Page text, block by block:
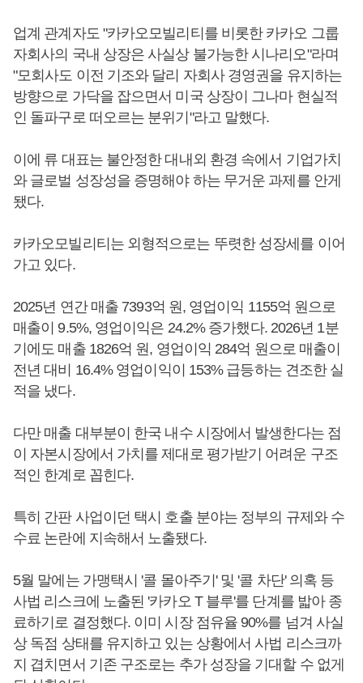
업계 관계자도 "카카오모빌리티를 비롯한 카카오 그룹
자회사의 국내 상장은 사실상 불가능한 시나리오"라며
"모회사도 이전 기조와 달리 자회사 경영권을 유지하는
방향으로 가닥을 잡으면서 미국 상장이 그나마 현실적
인 돌파구로 떠오르는 분위기"라고 말했다.
이에 류 대표는 불안정한 대내외 환경 속에서 기업가치
와 글로벌 성장성을 증명해야 하는 무거운 과제를 안게
됐다.
카카오모빌리티는 외형적으로는 뚜렷한 성장세를 이어
가고 있다.
2025년 연간 매출 7393억 원, 영업이익 1155억 원으로
매출이 9.5%, 영업이익은 24.2% 증가했다. 2026년 1분
기에도 매출 1826억 원, 영업이익 284억 원으로 매출이
전년 대비 16.4% 영업이익이 153% 급등하는 견조한 실
적을 냈다.
다만 매출 대부분이 한국 내수 시장에서 발생한다는 점
이 자본시장에서 가치를 제대로 평가받기 어려운 구조
적인 한계로 꼽힌다.
특히 간판 사업이던 택시 호출 분야는 정부의 규제와 수
수료 논란에 지속해서 노출됐다.
5월 말에는 가맹택시 '콜 몰아주기' 및 '콜 차단' 의혹 등
사법 리스크에 노출된 '카카오 T 블루'를 단계를 밟아 종
료하기로 결정했다. 이미 시장 점유율 90%를 넘겨 사실
상 독점 상태를 유지하고 있는 상황에서 사법 리스크까
지 겹치면서 기존 구조로는 추가 성장을 기대할 수 없게